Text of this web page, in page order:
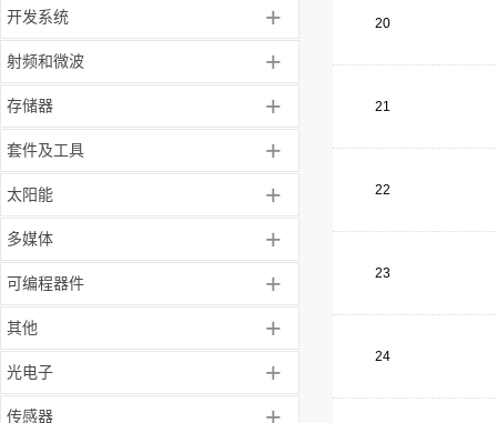
开发系统 +
射频和微波 +
存储器 +
套件及工具 +
太阳能 +
多媒体 +
可编程器件 +
其他 +
光电子 +
传感器 +
20
21
22
23
24